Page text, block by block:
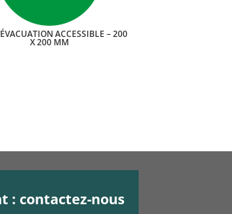
ACCESSIBLE – 200
X 200 MM
: contactez-nous